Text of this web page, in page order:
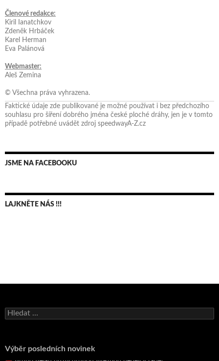
Členové redakce:
Kiril Ianatchkov
Zdeněk Hrbáček
Karel Herman
Eva Palánová
Webmaster:
Aleš Zemina
© Všechna práva vyhrazena.
Faktické údaje zde publikované je možné používat i bez předchozího
souhlasu pro šíření dobrého jména české ploché dráhy, jen je v tomto
případě potřebné uvádět zdroj speedwayA-Z.cz
JSME NA FACEBOOKU
LAJKNĚTE NÁS !!!
Vyhledávání
Výběr posledních novinek
Andy Appleton obhájil dlouhodrážní titul!
Bruno Belan prožil druhou vítěznou neděli v řadě!